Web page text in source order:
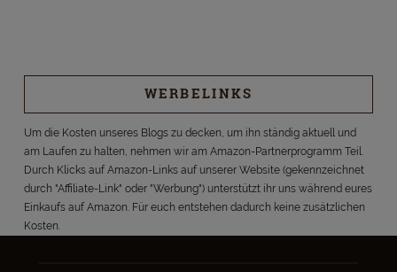
WERBELINKS
Um die Kosten unseres Blogs zu decken, um ihn ständig aktuell und
am Laufen zu halten, nehmen wir am Amazon-Partnerprogramm Teil.
Durch Klicks auf Amazon-Links auf unserer Website (gekennzeichnet
durch "Affiliate-Link" oder "Werbung") unterstützt ihr uns während eures
Einkaufs auf Amazon. Für euch entstehen dadurch keine zusätzlichen
Kosten.